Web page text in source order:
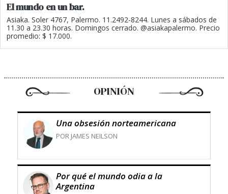
El mundo en un bar.
Asiaka. Soler 4767, Palermo. 11.2492-8244. Lunes a sábados de
11.30 a 23.30 horas. Domingos cerrado. @asiakapalermo. Precio
promedio: $ 17.000.
OPINIÓN
Una obsesión norteamericana
POR JAMES NEILSON
Por qué el mundo odia a la
Argentina